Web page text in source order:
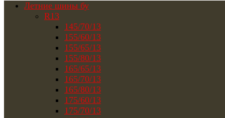
Летние шины бу
R13
145/70/13
155/60/13
155/65/13
155/80/13
165/65/13
165/70/13
165/80/13
175/60/13
175/70/13